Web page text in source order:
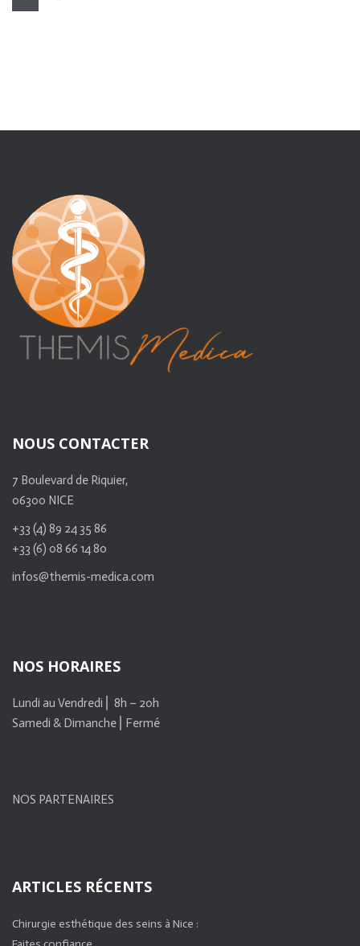
NOUS CONTACTER
7 Boulevard de Riquier,
06300 NICE
+33 (4) 89 24 35 86
+33 (6) 08 66 14 80
infos@themis-medica.com
NOS HORAIRES
Lundi au Vendredi ⎜ 8h – 20h
Samedi & Dimanche ⎜Fermé
NOS PARTENAIRES
ARTICLES RÉCENTS
Chirurgie esthétique des seins à Nice :